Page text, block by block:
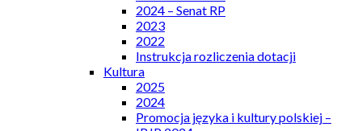
2024 – Senat RP
2023
2022
Instrukcja rozliczenia dotacji
Kultura
2025
2024
Promocja języka i kultury polskiej –